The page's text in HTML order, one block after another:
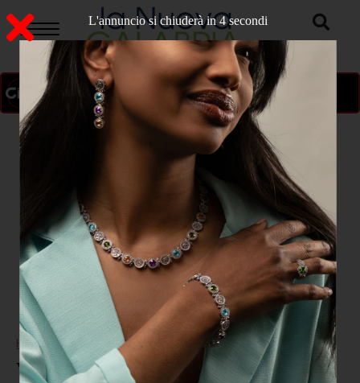
ON AIR
Home > CROTONE
Videosorveglianza a Crotone,
L'annuncio si chiuderà in 4 secondi